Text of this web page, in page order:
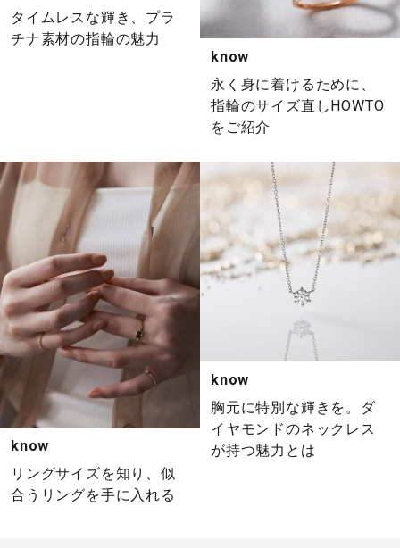
タイムレスな輝き、プラ
チナ素材の指輪の魅力
know
永く身に着けるために、
指輪のサイズ直しHOWTO
をご紹介
know
リングサイズを知り、似
合うリングを手に入れる
know
胸元に特別な輝きを。ダ
イヤモンドのネックレス
が持つ魅力とは